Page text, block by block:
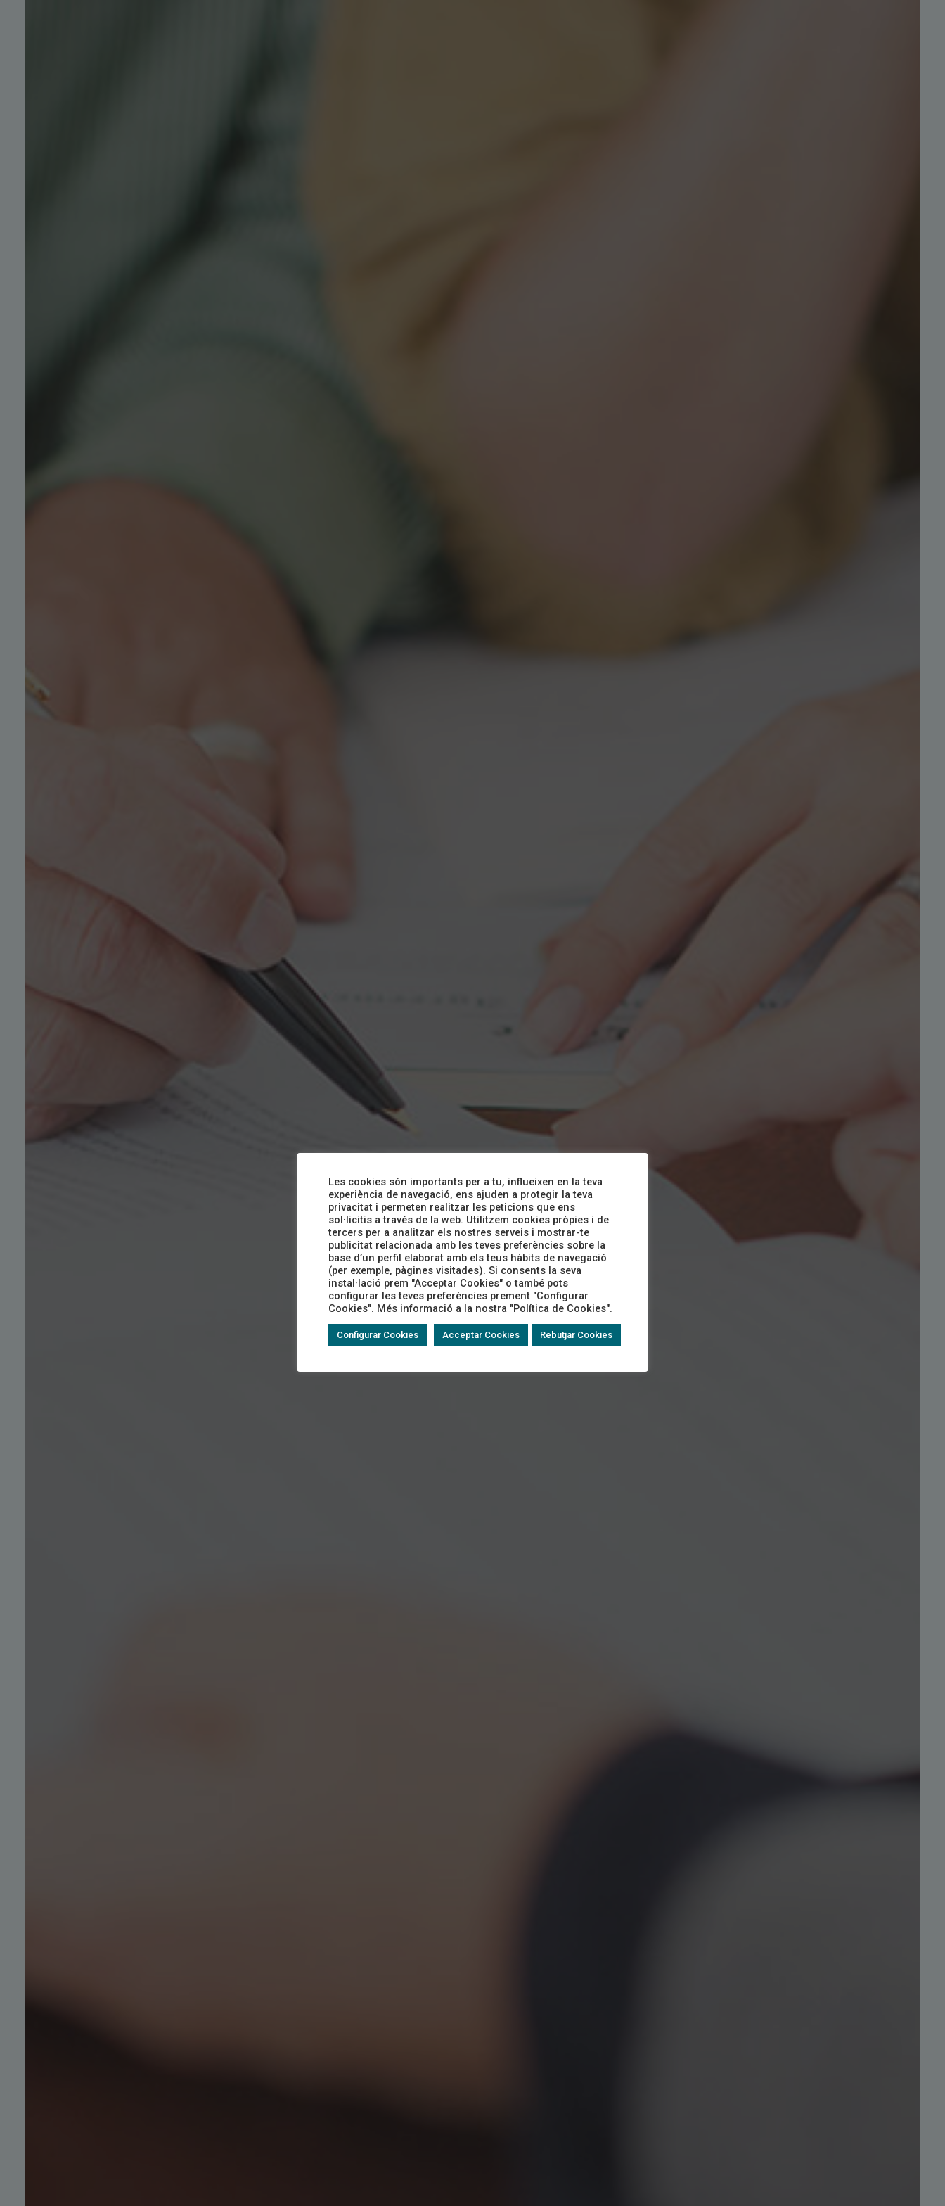
T'escoltem
Les cookies són importants per a tu, influeixen en la teva
experiència de navegació, ens ajuden a protegir la teva
privacitat i permeten realitzar les peticions que ens
sol·licitis a través de la web. Utilitzem cookies pròpies i de
tercers per a analitzar els nostres serveis i mostrar-te
publicitat relacionada amb les teves preferències sobre la
base d’un perfil elaborat amb els teus hàbits de navegació
(per exemple, pàgines visitades). Si consents la seva
instal·lació prem "Acceptar Cookies" o també pots
configurar les teves preferències prement "Configurar
Cookies". Més informació a la nostra "Política de Cookies".
Configurar Cookies Acceptar Cookies Rebutjar Cookies